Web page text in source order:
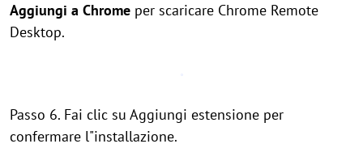
Aggiungi a Chrome per scaricare Chrome Remote
Desktop.
Passo 6. Fai clic su Aggiungi estensione per
confermare l"installazione.